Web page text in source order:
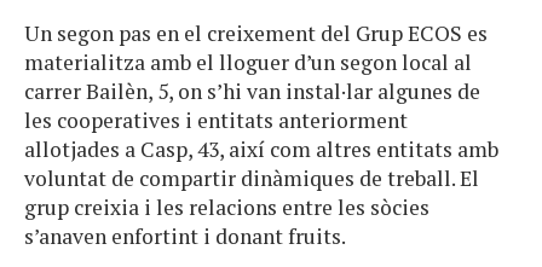
Un segon pas en el creixement del Grup ECOS es
materialitza amb el lloguer d’un segon local al
carrer Bailèn, 5, on s’hi van instal·lar algunes de
les cooperatives i entitats anteriorment
allotjades a Casp, 43, així com altres entitats amb
voluntat de compartir dinàmiques de treball. El
grup creixia i les relacions entre les sòcies
s’anaven enfortint i donant fruits.